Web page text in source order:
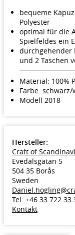
bequeme
Polyester
optimal für die
Spielfeldes ein
durchgehender
und 2 Taschen
Material: 100%
Farbe: schwarz/
Modell 2018
Hersteller:
Craft of
Evedalsgatan 5
504 35 Borås
Sweden
Tel: +46 33 722 33
Kontakt